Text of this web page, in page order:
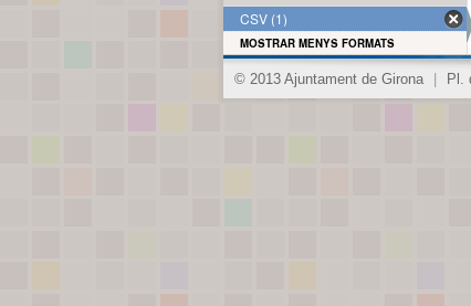
CSV (1)
MOSTRAR MENYS FORMATS
© 2013 Ajuntament de Girona Pl.